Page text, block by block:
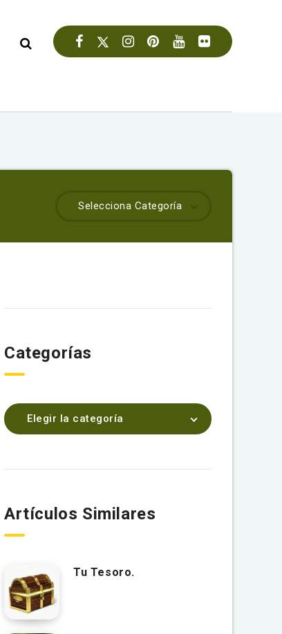
Selecciona Categoría
Categorías
Elegir la categoría
Artículos Similares
Tu Tesoro.